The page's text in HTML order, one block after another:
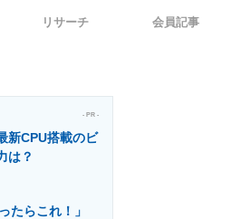
がよく分かる
リサーチ 会員記事
- PR -
新CPU搭載のビ
は？
たらこれ！」